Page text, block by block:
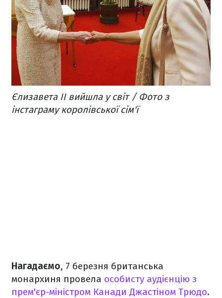
Єлизавета II вийшла у світ / Фото з
інстаграму королівської сім'ї
Нагадаємо, 7 березня британська
монархиня провела особисту аудієнцію з
прем'єр-міністром Канади Джастіном Трюдо.